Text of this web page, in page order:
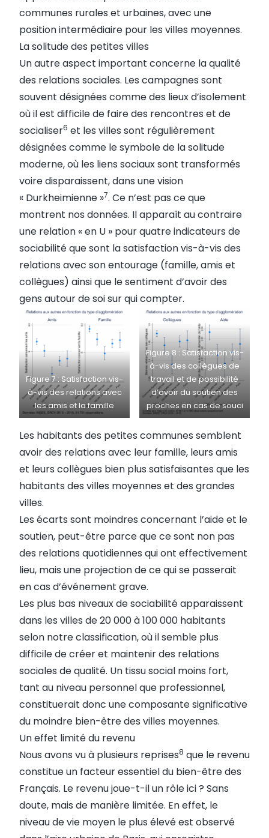
communes rurales et urbaines, avec une
position intermédiaire pour les villes moyennes.
La solitude des petites villes
Un autre aspect important concerne la qualité
des relations sociales. Les campagnes sont
souvent désignées comme des lieux d’isolement
où il est difficile de faire des rencontres et de
socialiser6 et les villes sont régulièrement
désignées comme le symbole de la solitude
moderne, où les liens sociaux sont transformés
voire disparaissent, dans une vision
« Durkheimienne »7. Ce n’est pas ce que
montrent nos données. Il apparaît au contraire
une relation « en U » pour quatre indicateurs de
sociabilité que sont la satisfaction vis-à-vis des
relations avec son entourage (famille, amis et
collègues) ainsi que le sentiment d’avoir des
gens autour de soi sur qui compter.
Figure 7 : Satisfaction vis-
à-vis des relations avec
les amis et la famille
Figure 8 : Satisfaction vis-
à-vis des collègues de
travail et de possibilité
d’avoir du soutien des
proches en cas de souci
Les habitants des petites communes semblent
avoir des relations avec leur famille, leurs amis
et leurs collègues bien plus satisfaisantes que les
habitants des villes moyennes et des grandes
villes.
Les écarts sont moindres concernant l’aide et le
soutien, peut-être parce que ce sont non pas
des relations quotidiennes qui ont effectivement
lieu, mais une projection de ce qui se passerait
en cas d’événement grave.
Les plus bas niveaux de sociabilité apparaissent
dans les villes de 20 000 à 100 000 habitants
selon notre classification, où il semble plus
difficile de créer et maintenir des relations
sociales de qualité. Un tissu social moins fort,
tant au niveau personnel que professionnel,
constituerait donc une composante significative
du moindre bien-être des villes moyennes.
Un effet limité du revenu
Nous avons vu à plusieurs reprises8 que le revenu
constitue un facteur essentiel du bien-être des
Français. Le revenu joue-t-il un rôle ici ? Sans
doute, mais de manière limitée. En effet, le
niveau de vie moyen le plus élevé est observé